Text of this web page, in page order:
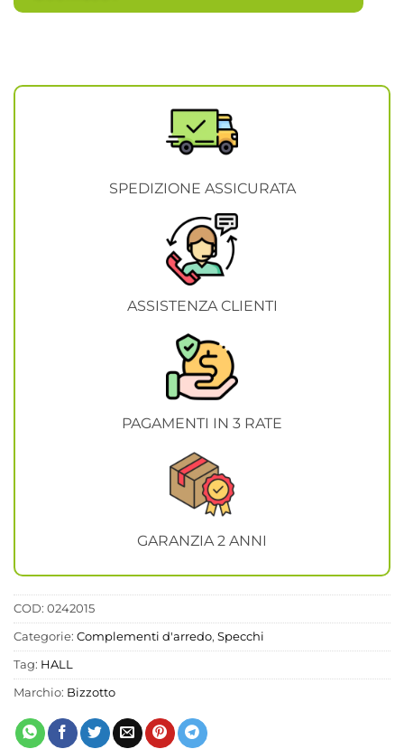
SPEDIZIONE ASSICURATA
ASSISTENZA CLIENTI
PAGAMENTI IN 3 RATE
GARANZIA 2 ANNI
COD: 0242015
Categorie: Complementi d'arredo, Specchi
Tag: HALL
Marchio: Bizzotto